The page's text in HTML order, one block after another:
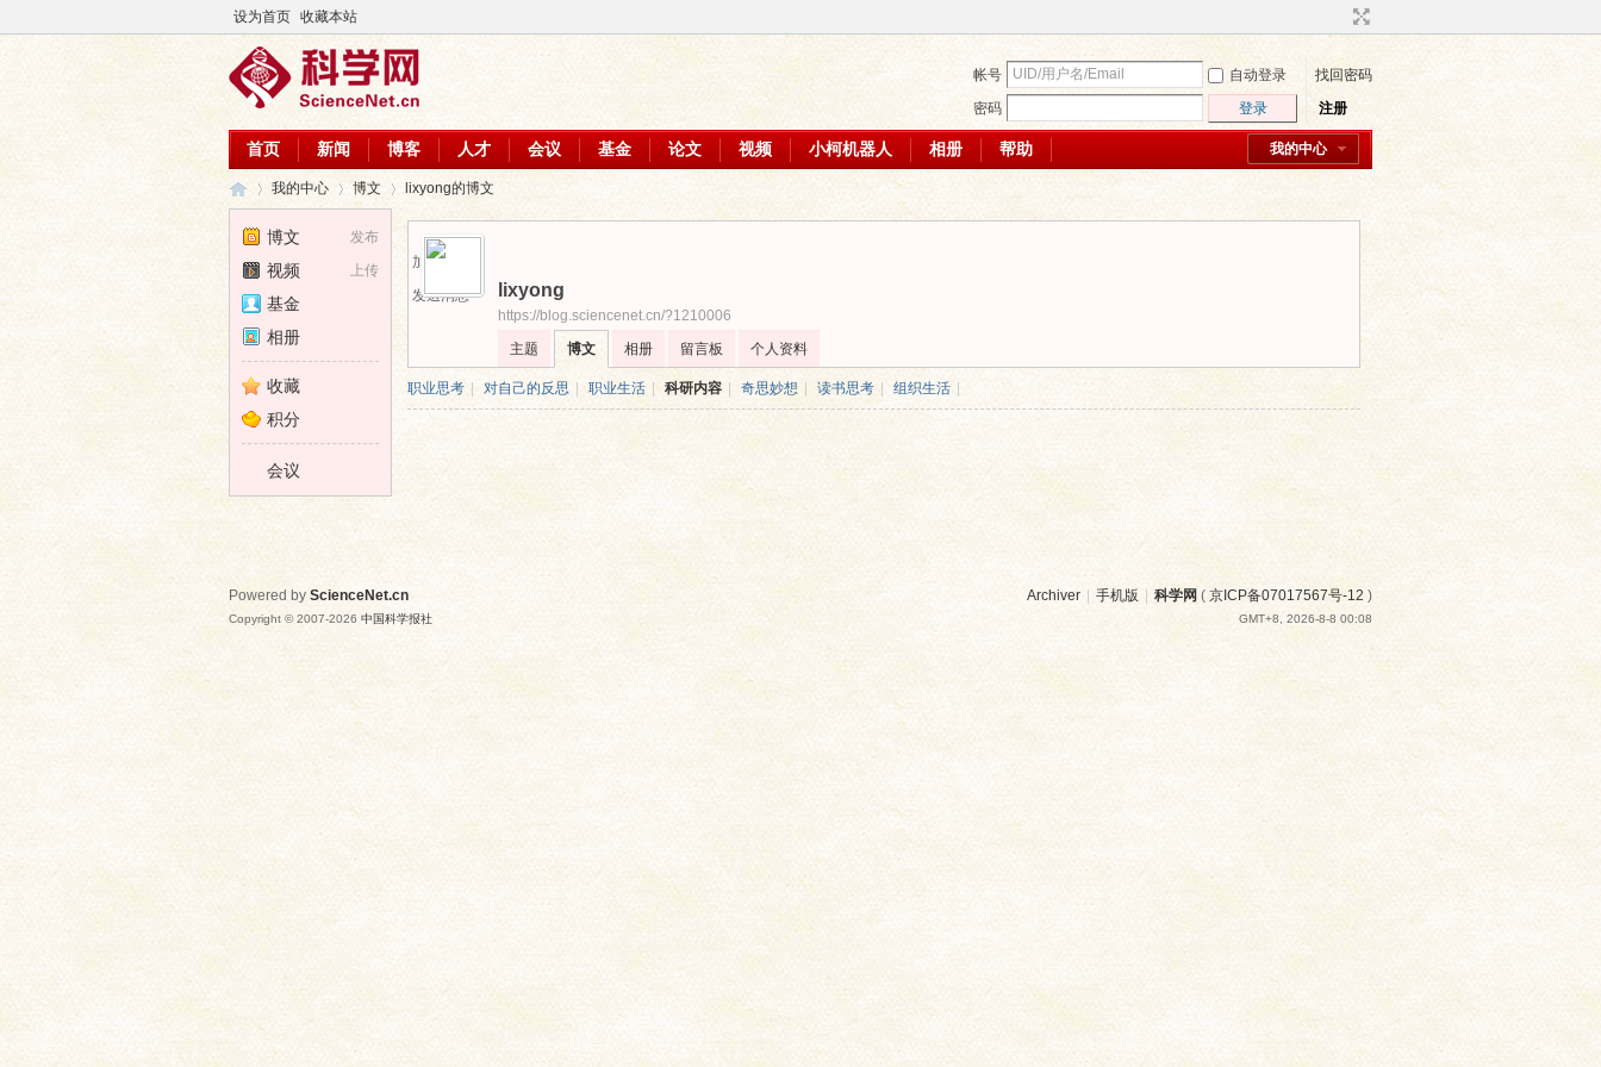
设为首页 收藏本站
帐号 自动登录
找回密码
密码
登录 注册
我的中心
首页 新闻 博客 人才 会议 基金 论文 视频 小柯机器人 相册 帮助
学
›
我的中心 博文 lixyong的博文
加为好友
发送消息
lixyong
https://blog.sciencenet.cn/?1210006
主题
博文 相册 留言板 个人资料
职业思考 对自己的反思 职业生活 科研内容 奇思妙想 读书思考 组织生活
发布
博文
上传
视频
基金
相册
收藏
积分
会议
Archiver 手机版 科学网 ( 京ICP备07017567号-12 )
GMT+8, 2026-8-8 00:08
Powered by ScienceNet.cn
Copyright © 2007-2026 中国科学报社